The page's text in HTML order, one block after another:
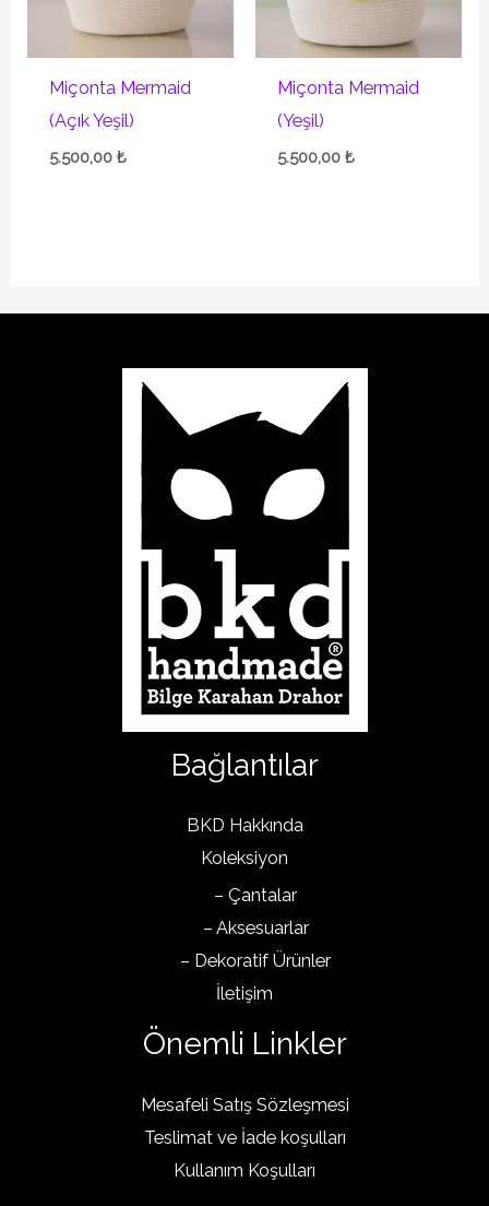
Miçonta Mermaid
(Açık Yeşil)
5.500,00 ₺
Miçonta Mermaid
(Yeşil)
5.500,00 ₺
Bağlantılar
BKD Hakkında
Koleksiyon
– Çantalar
– Aksesuarlar
– Dekoratif Ürünler
İletişim
Önemli Linkler
Mesafeli Satış Sözleşmesi
Teslimat ve İade koşulları
Kullanım Koşulları